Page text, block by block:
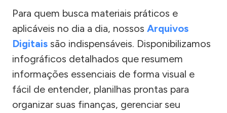
Para quem busca materiais práticos e
aplicáveis no dia a dia, nossos Arquivos
Digitais são indispensáveis. Disponibilizamos
infográficos detalhados que resumem
informações essenciais de forma visual e
fácil de entender, planilhas prontas para
organizar suas finanças, gerenciar seu